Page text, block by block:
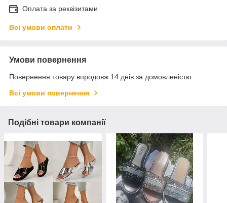
Оплата за реквізитами
Всі умови оплати
Умови повернення
Повернення товару впродовж 14 днів за домовленістю
Всі умови повернення
Подібні товари компанії